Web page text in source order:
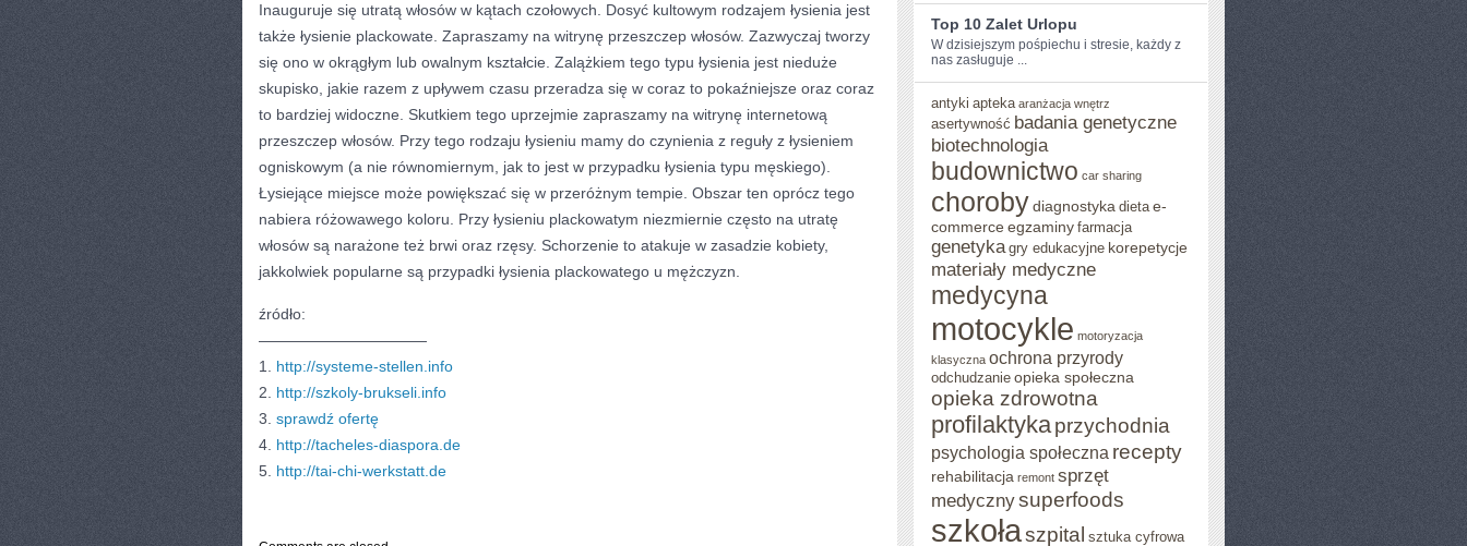
OZNAK
ŁYSIENIA
ZACHODZI
PŁYNNE
PRZERZEDZANIE
OWŁOSIENIA
Inauguruje się utratą włosów w kątach czołowych. Dosyć kultowym rodzajem łysienia jest
także łysienie plackowate. Zapraszamy na witrynę przeszczep włosów. Zazwyczaj tworzy
się ono w okrągłym lub owalnym kształcie. Zalążkiem tego typu łysienia jest nieduże
skupisko, jakie razem z upływem czasu przeradza się w coraz to pokaźniejsze oraz coraz
to bardziej widoczne. Skutkiem tego uprzejmie zapraszamy na witrynę internetową
przeszczep włosów. Przy tego rodzaju łysieniu mamy do czynienia z reguły z łysieniem
ogniskowym (a nie równomiernym, jak to jest w przypadku łysienia typu męskiego).
Łysiejące miejsce może powiększać się w przeróżnym tempie. Obszar ten oprócz tego
nabiera różowawego koloru. Przy łysieniu plackowatym niezmiernie często na utratę
włosów są narażone też brwi oraz rzęsy. Schorzenie to atakuje w zasadzie kobiety,
jakkolwiek popularne są przypadki łysienia plackowatego u mężczyzn.
źródło:
———————————
1. http://systeme-stellen.info
2. http://szkoly-brukseli.info
3. sprawdź ofertę
4. http://tacheles-diaspora.de
5. http://tai-chi-werkstatt.de
Top 10 Zalet Urlopu
W dzisiejszym pośpiechu i stresie, każdy z
nas zasługuje ...
antyki apteka aranżacja wnętrz
asertywność badania genetyczne
biotechnologia
budownictwo car sharing
chorobydiagnostyka dieta e-
commerceegzaminy farmacja
genetyka gry edukacyjne korepetycje
materiały medyczne
medycyna
motocykle motoryzacja
klasyczna ochrona przyrody
odchudzanie opieka społeczna
opieka zdrowotna
profilaktykaprzychodnia
psychologia społeczna recepty
rehabilitacja remont sprzęt
medycznysuperfoods
szkołaszpital sztuka cyfrowa